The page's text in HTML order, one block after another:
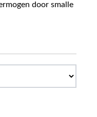
door smalle